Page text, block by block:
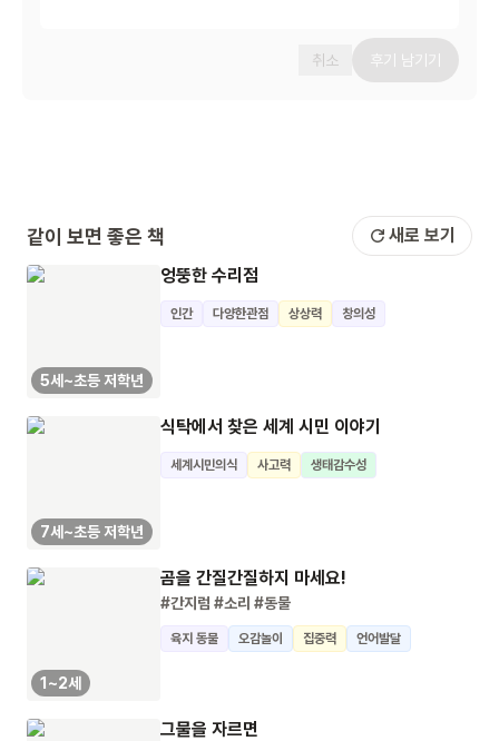
취소 후기 남기기
같이 보면 좋은 책 새로 보기
5세~초등 저학년
엉뚱한 수리점
인간 다양한관점 상상력 창의성
7세~초등 저학년
식탁에서 찾은 세계 시민 이야기
세계시민의식 사고력 생태감수성
1~2세
곰을 간질간질하지 마세요!
#간지럼 #소리 #동물
육지 동물 오감놀이 집중력 언어발달
그물을 자르면